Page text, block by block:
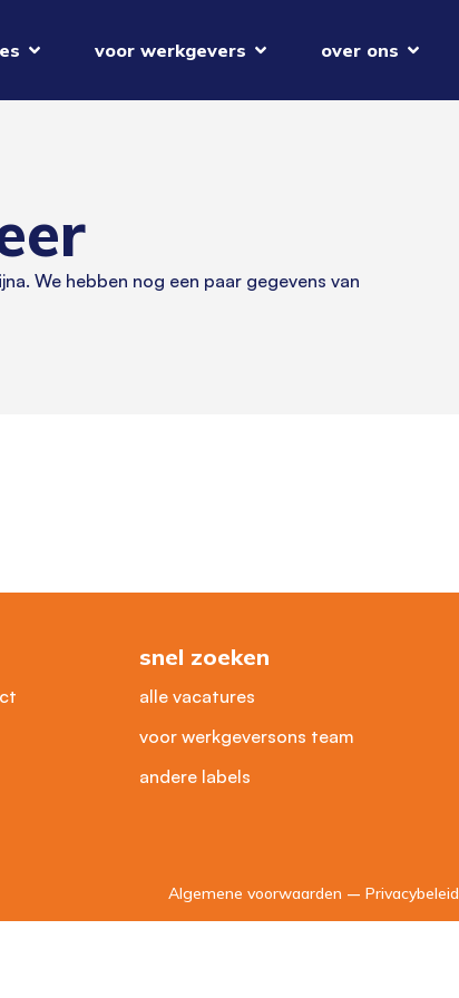
voor werkgevers over ons
We hebben nog een paar gegevens van
snel zoeken
alle vacatures
voor werkgeversons team
andere labels
Algemene voorwaarden – Privacybeleid